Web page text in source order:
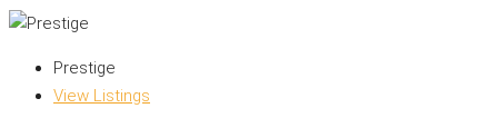
Prestige
View Listings